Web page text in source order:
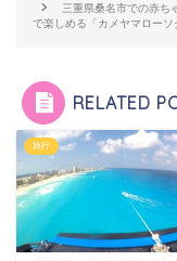
三重県桑名市での赤
で楽しめる「カメヤマロー
RELATED
旅行